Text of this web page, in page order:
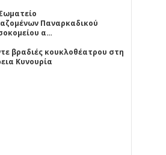
Παναρκαδικού
α…
βραδιές κουκλοθέατρου στη
Κυνουρία